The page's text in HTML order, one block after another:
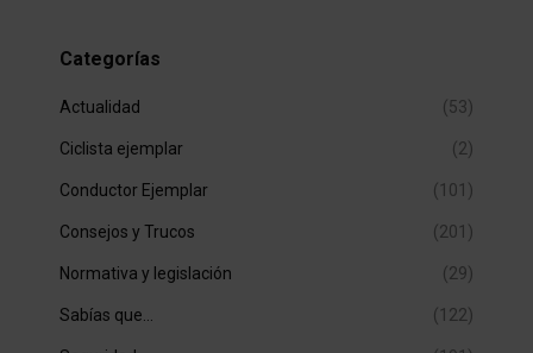
Categorías
Actualidad (53)
Ciclista ejemplar (2)
Conductor Ejemplar (101)
Consejos y Trucos (201)
Normativa y legislación (29)
Sabías que… (122)